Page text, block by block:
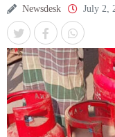
Newsdesk July 2,